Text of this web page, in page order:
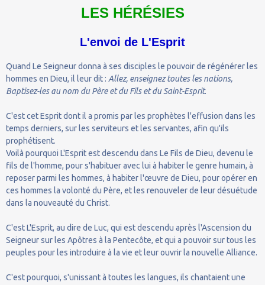
LES HÉRÉSIES
L'envoi de L'Esprit
Quand Le Seigneur donna à ses disciples le pouvoir de régénérer les
hommes en Dieu, il leur dit : Allez, enseignez toutes les nations,
Baptisez-les au nom du Père et du Fils et du Saint-Esprit.
C'est cet Esprit dont il a promis par les prophètes l'effusion dans les
temps derniers, sur les serviteurs et les servantes, afin qu'ils
prophétisent.
Voilà pourquoi L'Esprit est descendu dans Le Fils de Dieu, devenu le
fils de l'homme, pour s'habituer avec lui à habiter le genre humain, à
reposer parmi les hommes, à habiter l'œuvre de Dieu, pour opérer en
ces hommes la volonté du Père, et les renouveler de leur désuétude
dans la nouveauté du Christ.
C'est L'Esprit, au dire de Luc, qui est descendu après l'Ascension du
Seigneur sur les Apôtres à la Pentecôte, et qui a pouvoir sur tous les
peuples pour les introduire à la vie et leur ouvrir la nouvelle Alliance.
C'est pourquoi, s'unissant à toutes les langues, ils chantaient une